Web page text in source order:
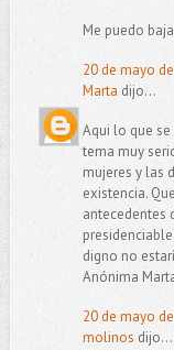
Me puedo
20 de mayo
Marta dijo...
Aqui lo que
tema muy
mujeres y las
existencia.
antecedentes
digno no
Anónima
20 de mayo
molinos dijo...